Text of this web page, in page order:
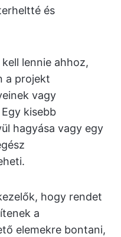
és
lennie ahhoz,
a projekt
vagy
kisebb
hagyása vagy egy
hogy rendet
a
elemekre bontani,